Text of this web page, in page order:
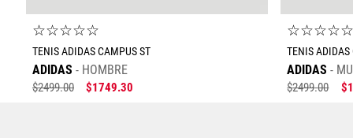
☆☆☆☆☆
TENIS ADIDAS CAMPUS ST
ADIDAS HOMBRE
$2499.00 $1749.30
☆☆☆☆
TENIS ADIDAS
ADIDAS
$2499.00 $